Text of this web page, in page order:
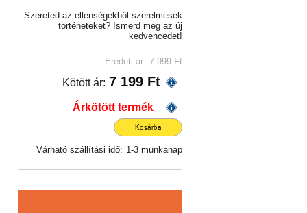
Szereted az ellenségekből szerelmesek
történeteket? Ismerd meg az új
kedvencedet!
Eredeti ár: 7 999 Ft
Kötött ár: 7 199 Ft
Árkötött termék
Kosárba
Várható szállítási idő: 1-3 munkanap